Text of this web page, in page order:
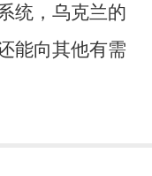
统，乌克兰的
能向其他有需